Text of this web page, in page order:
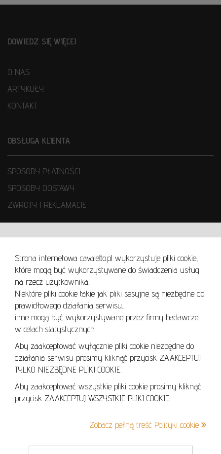
Strona internetowa cavaletto.pl wykorzystuje pliki cookie,
które mogą być wykorzystywane do świadczenia usług
na rzecz użytkownika.
Niektóre pliki cookie takie jak pliki sesyjne są niezbędne do
prawidłowego działania serwisu,
inne mogą być wykorzystywane przez firmy badawcze
w celach statystycznych.
Aby zaakceptować wyłącznie pliki cookie niezbędne do
działania serwisu prosimy kliknąć przycisk ZAAKCEPTUJ
TYLKO NIEZBĘDNE PLIKI COOKIE.
Aby zaakceptować wszystkie pliki cookie prosimy kliknąć
przycisk ZAAKCEPTUJ WSZYSTKIE PLIKI COOKIE.
Zobacz pełną treść Polityki cookie
DOWIEDZ SIĘ WIĘCEJ
O NAS
ARTYKUŁY
KONTAKT
OBSŁUGA KLIENTA
SPOSOBY PŁATNOŚCI
SPOSOBY DOSTAWY
ZWROTY I REKLAMACJE
REGULAMIN
REGULAMIN AUKCJI
POLITYKA PRYWATNOŚCI
POLITYKA COOKIES
+48 605 240 157